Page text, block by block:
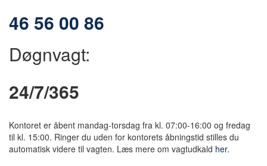
46 56 00 86
Døgnvagt:
24/7/365
Kontoret er åbent mandag-torsdag fra kl. 07:00-16:00 og fredag
til kl. 15:00. Ringer du uden for kontorets åbningstid stilles du
automatisk videre til vagten. Læs mere om vagtudkald her.